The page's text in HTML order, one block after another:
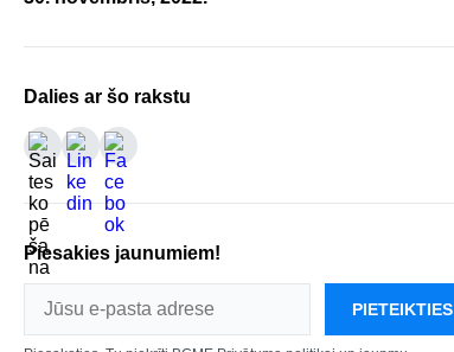
Dalies ar šo rakstu
Piesakies jaunumiem!
PIETEIKTIES